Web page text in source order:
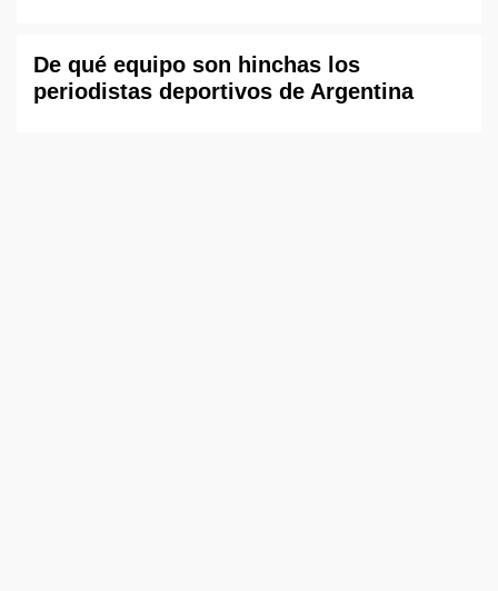
De qué equipo son hinchas los
periodistas deportivos de Argentina